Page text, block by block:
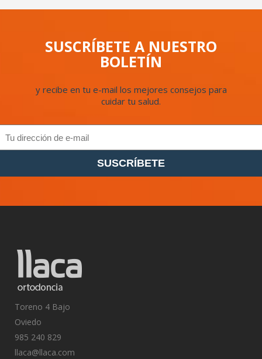
SUSCRÍBETE A NUESTRO
BOLETÍN
y recibe en tu e-mail los mejores consejos para
cuidar tu salud.
SUSCRÍBETE
Toreno 4 Bajo
Oviedo
985 240 829
llaca@llaca.com